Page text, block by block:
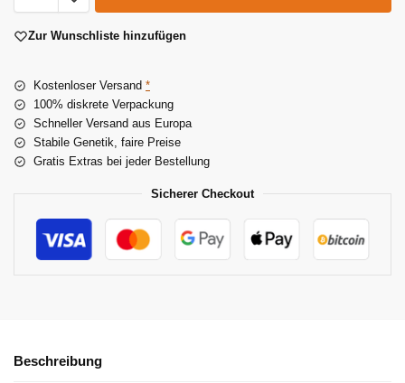
Zur Wunschliste hinzufügen
Kostenloser Versand *
100% diskrete Verpackung
Schneller Versand aus Europa
Stabile Genetik, faire Preise
Gratis Extras bei jeder Bestellung
Sicherer Checkout
Beschreibung